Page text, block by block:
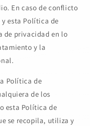
En caso de conflicto
esta Política de
de privacidad en lo
y la
Política de
de los
esta Política de
se recopila, utiliza y